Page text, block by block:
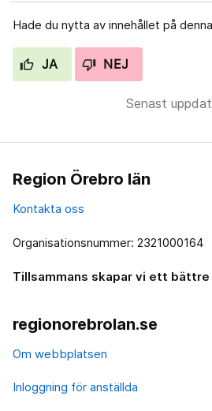
Hade du nytta av innehållet på
JA NEJ
Senast
Region Örebro län
Kontakta oss
Organisationsnummer: 2321000164
Tillsammans skapar vi ett bättre
regionorebrolan.se
Om webbplatsen
Inloggning för anställda